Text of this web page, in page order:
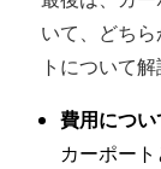
いて、どち
トについて解
費用につ
カーポー